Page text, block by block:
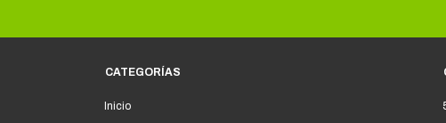
CATEGORÍAS
Inicio